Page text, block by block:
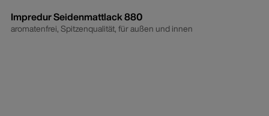
Impredur Seidenmattlack 880
aromatenfrei, Spitzenqualität, für außen und innen